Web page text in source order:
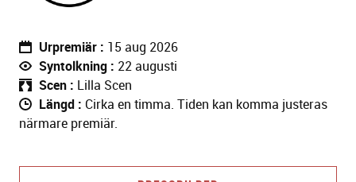
Urpremiär
15 aug 2026
Syntolkning
22 augusti
Scen
Lilla Scen
Längd
Cirka en timma. Tiden kan komma justeras
närmare premiär.